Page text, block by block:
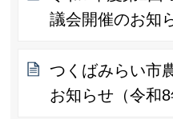
議会開催のお知
つくばみらい市
お知らせ（令和8